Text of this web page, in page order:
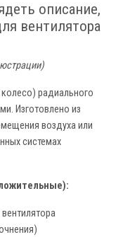
описание,
вентилятора
радиального
Изготовлено из
воздуха или
системах